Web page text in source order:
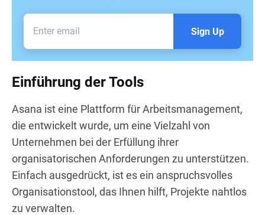
Sign Up
Einführung der Tools
Asana ist eine Plattform für Arbeitsmanagement,
die entwickelt wurde, um eine Vielzahl von
Unternehmen bei der Erfüllung ihrer
organisatorischen Anforderungen zu unterstützen.
Einfach ausgedrückt, ist es ein anspruchsvolles
Organisationstool, das Ihnen hilft, Projekte nahtlos
zu verwalten.